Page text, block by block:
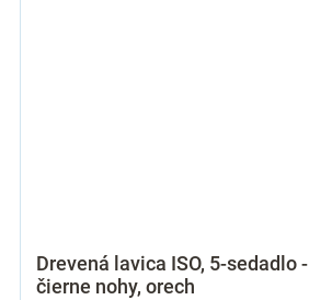
Drevená lavica ISO, 5-sedadlo -
čierne nohy, orech